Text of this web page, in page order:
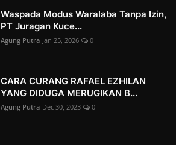
Waspada Modus Waralaba Tanpa Izin,
PT Juragan Kuce...
Agung Putra Jan 25, 2026 0
CARA CURANG RAFAEL EZHILAN
YANG DIDUGA MERUGIKAN B...
Agung Putra Dec 30, 2023 0